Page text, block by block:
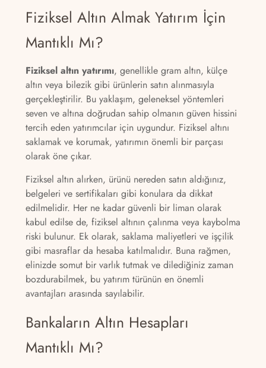
Fiziksel Altın Almak Yatırım İçin
Mantıklı Mı?
Fiziksel altın yatırımı, genellikle gram altın, külçe
altın veya bilezik gibi ürünlerin satın alınmasıyla
gerçekleştirilir. Bu yaklaşım, geleneksel yöntemleri
seven ve altına doğrudan sahip olmanın güven hissini
tercih eden yatırımcılar için uygundur. Fiziksel altını
saklamak ve korumak, yatırımın önemli bir parçası
olarak öne çıkar.
Fiziksel altın alırken, ürünü nereden satın aldığınız,
belgeleri ve sertifikaları gibi konulara da dikkat
edilmelidir. Her ne kadar güvenli bir liman olarak
kabul edilse de, fiziksel altının çalınma veya kaybolma
riski bulunur. Ek olarak, saklama maliyetleri ve işçilik
gibi masraflar da hesaba katılmalıdır. Buna rağmen,
elinizde somut bir varlık tutmak ve dilediğiniz zaman
bozdurabilmek, bu yatırım türünün en önemli
avantajları arasında sayılabilir.
Bankaların Altın Hesapları
Mantıklı Mı?